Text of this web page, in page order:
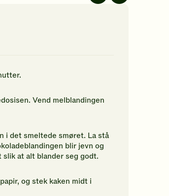
Vend melblandingen
i det smeltede smøret. La stå
blir jevn og
at alt blander seg godt.
og stek kaken midt i